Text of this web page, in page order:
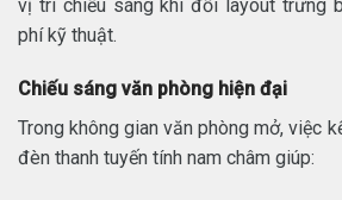
vị trí chiếu sáng khi đổi layout trưng
phí kỹ thuật.
Chiếu sáng văn phòng hiện đại
Trong không gian văn phòng mở, việc
đèn thanh tuyến tính nam châm giúp: